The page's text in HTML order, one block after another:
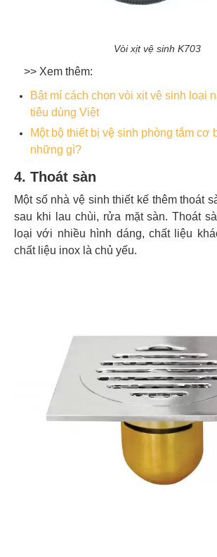
Vòi xịt vệ sinh K703
>> Xem thêm:
Bật mí cách chọn vòi xịt vệ sinh loại
tiêu dùng Việt
Một bộ thiết bị vệ sinh phòng tắm cơ
những gì?
4. Thoát sàn
Một số nhà vệ sinh thiết kế thêm thoát
sau khi lau chùi, rửa mặt sàn. Thoát
loại với nhiều hình dáng, chất liệu
chất liệu inox là chủ yếu.